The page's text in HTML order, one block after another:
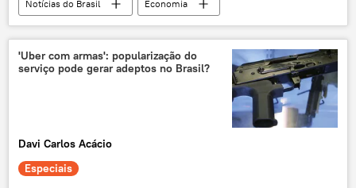
Notícias do Brasil
Economia
BNDES
Banco Nacional de Desenvolvimento Econômico e Social
Brasil
investimentos
recorde
agronegócio
financiamentos
'Uber com armas': popularização do
serviço pode gerar adeptos no Brasil?
Davi Carlos Acácio
Especiais